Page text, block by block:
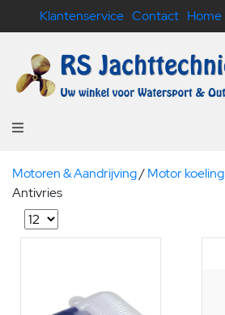
Klantenservice Contact Home
Motoren & Aandrijving/Motor koeling
Antivries